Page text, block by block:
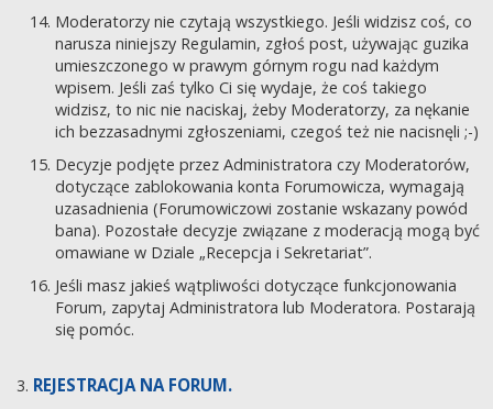
Moderatorzy nie czytają wszystkiego. Jeśli widzisz coś, co
narusza niniejszy Regulamin, zgłoś post, używając guzika
umieszczonego w prawym górnym rogu nad każdym
wpisem. Jeśli zaś tylko Ci się wydaje, że coś takiego
widzisz, to nic nie naciskaj, żeby Moderatorzy, za nękanie
ich bezzasadnymi zgłoszeniami, czegoś też nie nacisnęli ;-)
Decyzje podjęte przez Administratora czy Moderatorów,
dotyczące zablokowania konta Forumowicza, wymagają
uzasadnienia (Forumowiczowi zostanie wskazany powód
bana). Pozostałe decyzje związane z moderacją mogą być
omawiane w Dziale „Recepcja i Sekretariat”.
Jeśli masz jakieś wątpliwości dotyczące funkcjonowania
Forum, zapytaj Administratora lub Moderatora. Postarają
się pomóc.
REJESTRACJA NA FORUM.